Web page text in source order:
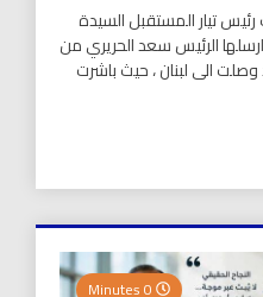
تيار المستقبل السيدة
الرئيس سعد الحريري من
وصلت الى لبنان ، حيث باشرت